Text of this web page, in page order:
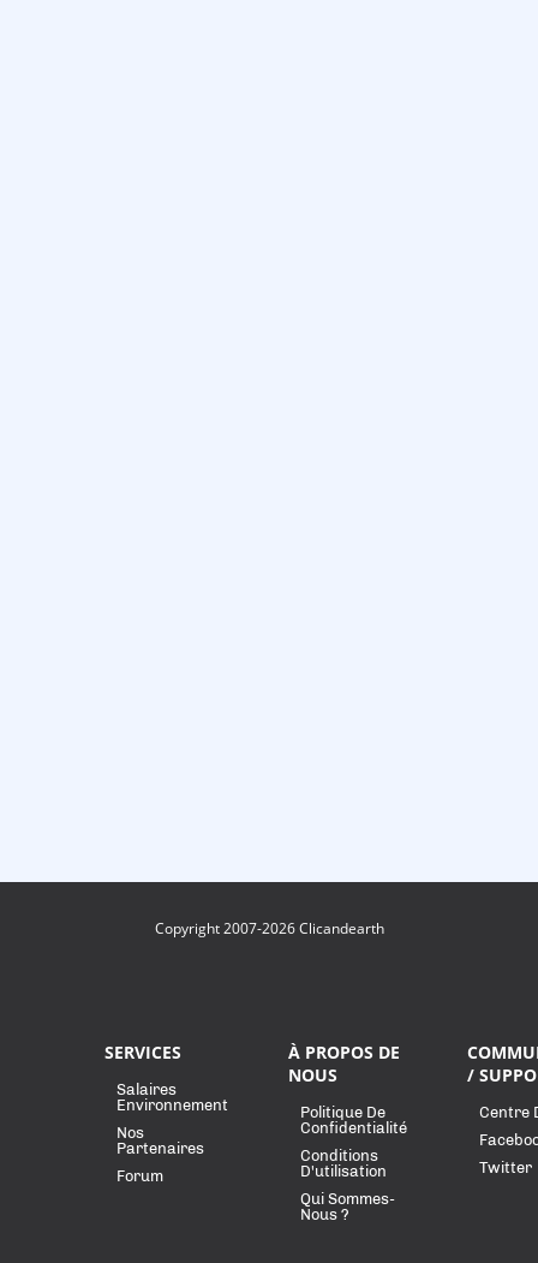
Copyright 2007-2026 Clicandearth
SERVICES
Salaires
Environnement
Nos
Partenaires
Forum
À PROPOS DE
NOUS
Politique De
Confidentialité
Conditions
D'utilisation
Qui Sommes-
Nous ?
/
Centre
Twitter